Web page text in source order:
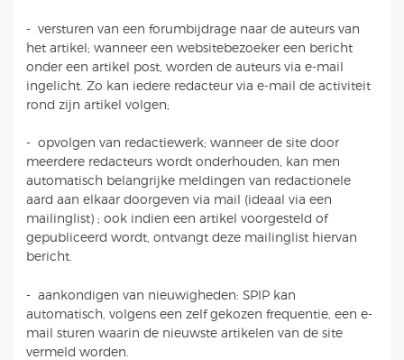
- versturen van een forumbijdrage naar de auteurs van
het artikel; wanneer een websitebezoeker een bericht
onder een artikel post, worden de auteurs via e-mail
ingelicht. Zo kan iedere redacteur via e-mail de activiteit
rond zijn artikel volgen;
- opvolgen van redactiewerk; wanneer de site door
meerdere redacteurs wordt onderhouden, kan men
automatisch belangrijke meldingen van redactionele
aard aan elkaar doorgeven via mail (ideaal via een
mailinglist) ; ook indien een artikel voorgesteld of
gepubliceerd wordt, ontvangt deze mailinglist hiervan
bericht.
- aankondigen van nieuwigheden: SPIP kan
automatisch, volgens een zelf gekozen frequentie, een e-
mail sturen waarin de nieuwste artikelen van de site
vermeld worden.